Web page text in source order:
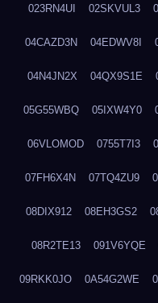
023RN4UI 02SKVUL3
04CAZD3N 04EDWV8I
04N4JN2X 04QX9S1E
05G55WBQ 05IXW4Y0
06VLOMOD 0755T7I3
07FH6X4N 07TQ4ZU9
08DIX912 08EH3GS2
08R2TE13 091V6YQE
09RKK0JO 0A54G2WE